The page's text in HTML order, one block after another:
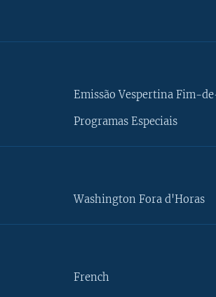
Emissão Vespertina Fim-
Programas Especiais
Washington Fora d'Horas
French